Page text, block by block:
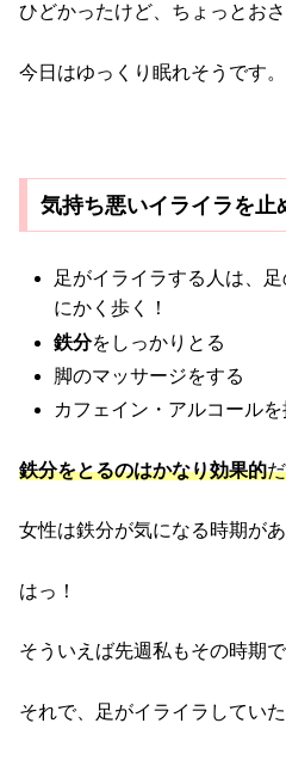
ひどかったけど、ちょっとお
今日はゆっくり眠れそうです。
気持ち悪いイライラを止
足がイライラする人は、
にかく歩く！
鉄分をしっかりとる
脚のマッサージをする
カフェイン・アルコールを
鉄分をとるのはかなり効果的
女性は鉄分が気になる時期があ
はっ！
そういえば先週私もその時期で
それで、足がイライラしてい